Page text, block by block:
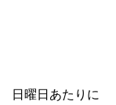
日曜日あたりに